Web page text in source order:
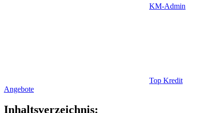
KM-Admin
Top Kredit
Angebote
Inhaltsverzeichnis: